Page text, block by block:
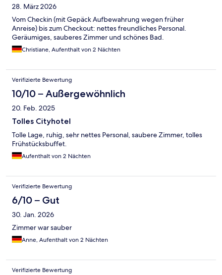
28. März 2026
Vom Checkin (mit Gepäck Aufbewahrung wegen früher
Anreise) bis zum Checkout: nettes freundliches Personal.
Geräumiges, sauberes Zimmer und schönes Bad.
Christiane, Aufenthalt von 2 Nächten
Verifizierte Bewertung
10/10 – Außergewöhnlich
20. Feb. 2025
Tolles Cityhotel
Tolle Lage, ruhig, sehr nettes Personal, saubere Zimmer, tolles
Frühstücksbuffet.
Aufenthalt von 2 Nächten
Verifizierte Bewertung
6/10 – Gut
30. Jan. 2026
Zimmer war sauber
Anne, Aufenthalt von 2 Nächten
Verifizierte Bewertung